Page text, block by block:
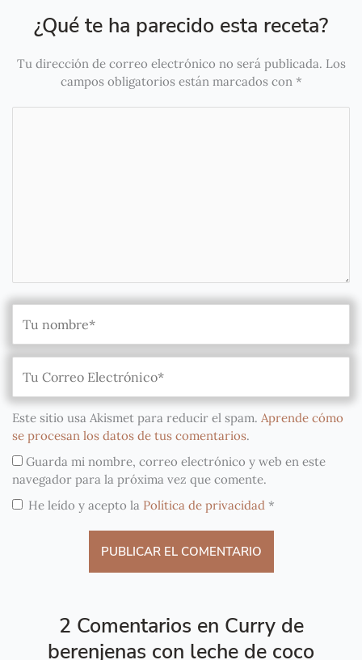
¿Qué te ha parecido esta receta?
Tu dirección de correo electrónico no será publicada. Los
campos obligatorios están marcados con *
Este sitio usa Akismet para reducir el spam. Aprende cómo
se procesan los datos de tus comentarios.
Guarda mi nombre, correo electrónico y web en este
navegador para la próxima vez que comente.
He leído y acepto la Política de privacidad *
2 Comentarios en Curry de
berenjenas con leche de coco